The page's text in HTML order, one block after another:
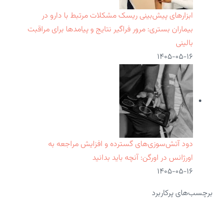
ابزارهای پیش‌بینی ریسک مشکلات مرتبط با دارو در
بیماران بستری: مرور فراگیر نتایج و پیامدها برای مراقبت
بالینی
۱۴۰۵-۰۵-۱۶
دود آتش‌سوزی‌های گسترده و افزایش مراجعه به
اورژانس در اورگن: آنچه باید بدانید
۱۴۰۵-۰۵-۱۶
برچسب‌های پرکاربرد